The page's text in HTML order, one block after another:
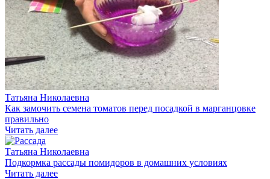
Татьяна Николаевна
Как замочить семена томатов перед посадкой в марганцовке
правильно
Читать далее
Татьяна Николаевна
Подкормка рассады помидоров в домашних условиях
Читать далее